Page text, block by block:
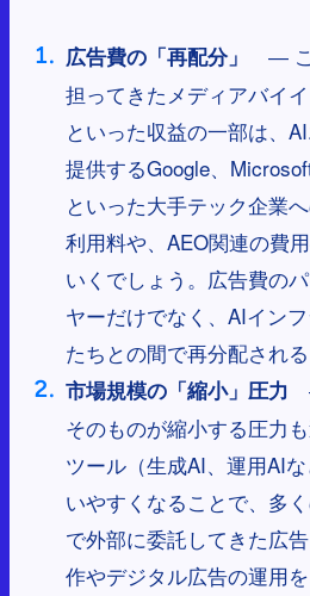
広告費の「再配分」
― こ
担ってきたメディアバイ
といった収益の一部は、
提供するGoogle、
といった大手テック企業
利用料や、AEO関連の費
いくでしょう。広告費の
ヤーだけでなく、AIイン
たちとの間で再分配され
市場規模の「縮小」圧力
そのものが縮小する圧力
ツール（生成AI、運用AI
いやすくなることで、多
で外部に委託してきた広
作やデジタル広告の運用